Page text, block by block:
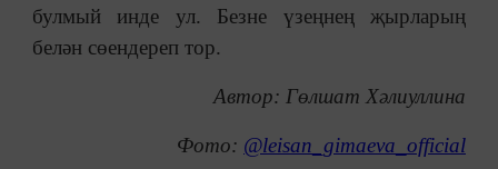
булмый инде ул. Безне үзеңнең җырларың
белән сөендереп тор.
Автор: Гөлшат Хәлиуллина
Фото: @leisan_gimaeva_official